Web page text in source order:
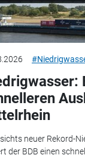
neuer Rekord-
der BDB einen